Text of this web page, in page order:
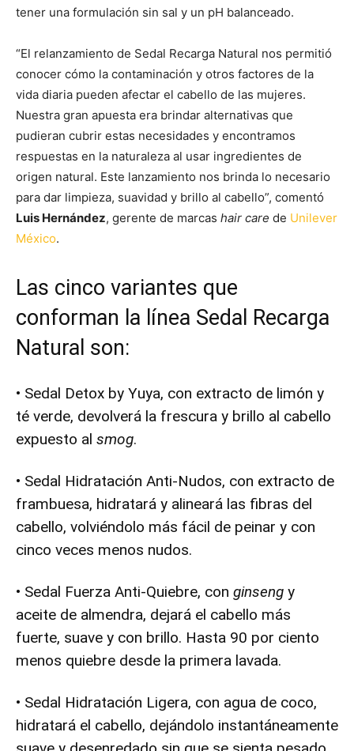
tener una formulación sin sal y un pH balanceado.
“El relanzamiento de Sedal Recarga Natural nos permitió
conocer cómo la contaminación y otros factores de la
vida diaria pueden afectar el cabello de las mujeres.
Nuestra gran apuesta era brindar alternativas que
pudieran cubrir estas necesidades y encontramos
respuestas en la naturaleza al usar ingredientes de
origen natural. Este lanzamiento nos brinda lo necesario
para dar limpieza, suavidad y brillo al cabello”, comentó
Luis Hernández, gerente de marcas hair care de Unilever
México.
Las cinco variantes que
conforman la línea Sedal Recarga
Natural son:
• Sedal Detox by Yuya, con extracto de limón y
té verde, devolverá la frescura y brillo al cabello
expuesto al smog.
• Sedal Hidratación Anti-Nudos, con extracto de
frambuesa, hidratará y alineará las fibras del
cabello, volviéndolo más fácil de peinar y con
cinco veces menos nudos.
• Sedal Fuerza Anti-Quiebre, con ginseng y
aceite de almendra, dejará el cabello más
fuerte, suave y con brillo. Hasta 90 por ciento
menos quiebre desde la primera lavada.
• Sedal Hidratación Ligera, con agua de coco,
hidratará el cabello, dejándolo instantáneamente